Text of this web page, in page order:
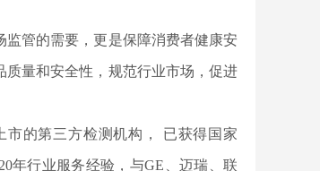
管的需要，更是保障消费者健康安
量和安全性，规范行业市场，促进
市的第三方检测机构， 已获得国家
年行业服务经验，与GE、迈瑞、联